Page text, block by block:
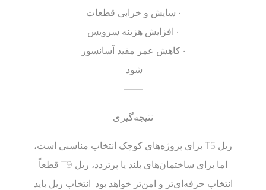
• سایش و خرابی قطعات
• افزایش هزینه سرویس
• کاهش عمر مفید آسانسور
شود.
——
نتیجه‌گیری
ریل T5 برای پروژه‌های کوچک انتخاب مناسبی است،
اما برای ساختمان‌های بلند یا پرتردد، ریل T9 قطعاً
انتخاب حرفه‌ای‌تر و امن‌تر خواهد بود. انتخاب ریل باید